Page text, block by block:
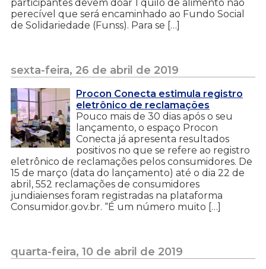
participantes devem doar 1 quilo de alimento não
perecível que será encaminhado ao Fundo Social
de Solidariedade (Funss). Para se […]
sexta-feira, 26 de abril de 2019
Procon Conecta estimula registro
eletrônico de reclamações
Pouco mais de 30 dias após o seu
lançamento, o espaço Procon
Conecta já apresenta resultados
positivos no que se refere ao registro
eletrônico de reclamações pelos consumidores. De
15 de março (data do lançamento) até o dia 22 de
abril, 552 reclamações de consumidores
jundiaienses foram registradas na plataforma
Consumidor.gov.br. “É um número muito […]
quarta-feira, 10 de abril de 2019